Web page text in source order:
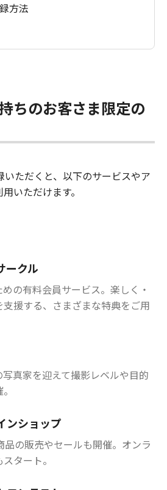
方法
ちのお客さま限定の
いただくと、以下のサービスやア
いただけます。
ークル
の有料会員サービス。楽しく・
援する、さまざまな特典をご用
真家を迎えて撮影レベルや目的
ンショップ
品の販売やセールも開催。オンラ
タート。